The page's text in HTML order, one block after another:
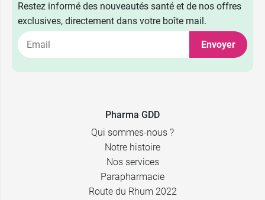
13,99 €
Restez informé des nouveautés santé et de nos offres
exclusives, directement dans votre boîte mail.
Envoyer
Pharma GDD
Qui sommes-nous ?
Notre histoire
Nos services
Parapharmacie
Route du Rhum 2022